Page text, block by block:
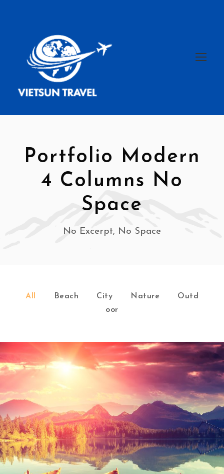
Portfolio Modern
4 Columns No
Space
No Excerpt, No Space
All Beach City Nature
Outd
oor
Inceptos Bibm Sem
Adventure Tour